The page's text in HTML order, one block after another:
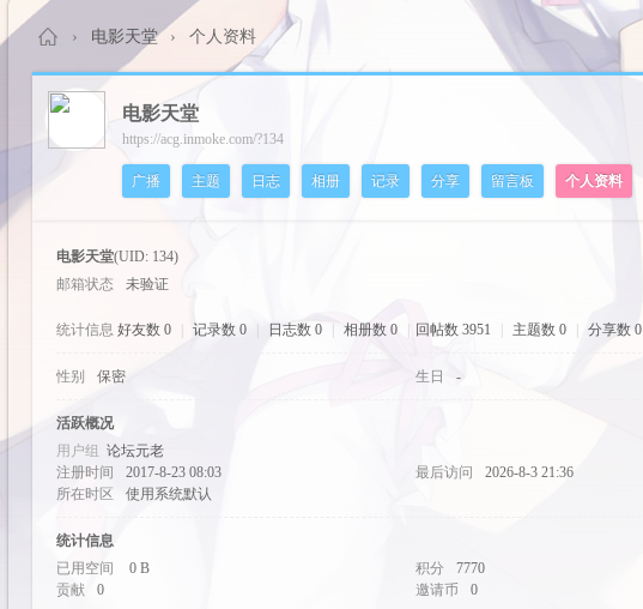
cos
pal
› 电影天堂 › 个人资料
电影天堂
https://acg.inmoke.com/?134
广播 主题 日志 相册 记录 分享 留言板 个人资料
电影天堂(UID: 134)
邮箱状态
未验证
统计信息 好友数 0 记录数 0 日志数 0 相册数 0 回帖数 3951 主题数 0 分享数 0
性别 保密 生日 -
活跃概况
用户组 论坛元老
注册时间
2017-8-23 08:03 最后访问 2026-8-3 21:36
所在时区
使用系统默认
统计信息
已用空间
0 B 积分 7770
贡献
0 邀请币
0